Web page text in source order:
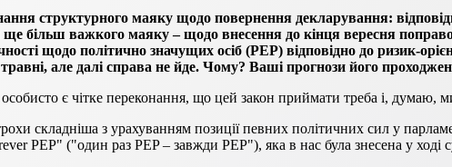
структурного маяку щодо повернення декларування:
більш важкого маяку – щодо внесення до кінця вересня
щодо політично значущих осіб (PEP) відповідно до ризик-
але далі справа не йде. Чому? Ваші прогнози його
є чітке переконання, що цей закон приймати треба і, думаю,
складніша з урахуванням позиції певних політичних сил у
PEP" ("один раз PEP – завжди PEP"), яка в нас була знесена у ході